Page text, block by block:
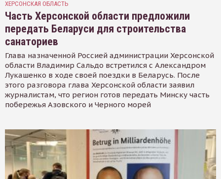
ХЕРСОНСКАЯ ОБЛАСТЬ
Часть Херсонской области предложили
передать Беларуси для строительства
санаториев
Глава назначенной Россией администрации Херсонской
области Владимир Сальдо встретился с Александром
Лукашенко в ходе своей поездки в Беларусь. После
этого разговора глава Херсонской области заявил
журналистам, что регион готов передать Минску часть
побережья Азовского и Черного морей